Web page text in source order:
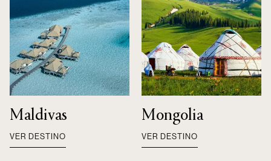
Maldivas
VER DESTINO
Mongolia
VER DESTINO